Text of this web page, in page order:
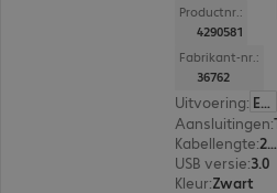
Productnr.:
4290581
Fabrikant-nr.:
36762
Uitvoering: Europa
Aansluitingen:
Kabellengte: 2 m
USB versie:3.0
Kleur:Zwart